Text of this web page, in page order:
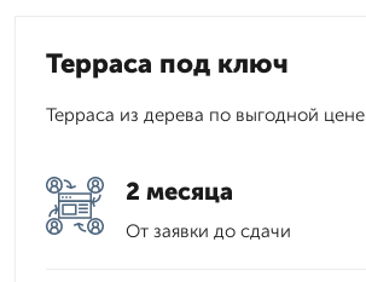
Терраса под ключ
Терраса из дерева по выгодной цене
2 месяца
От заявки до сдачи